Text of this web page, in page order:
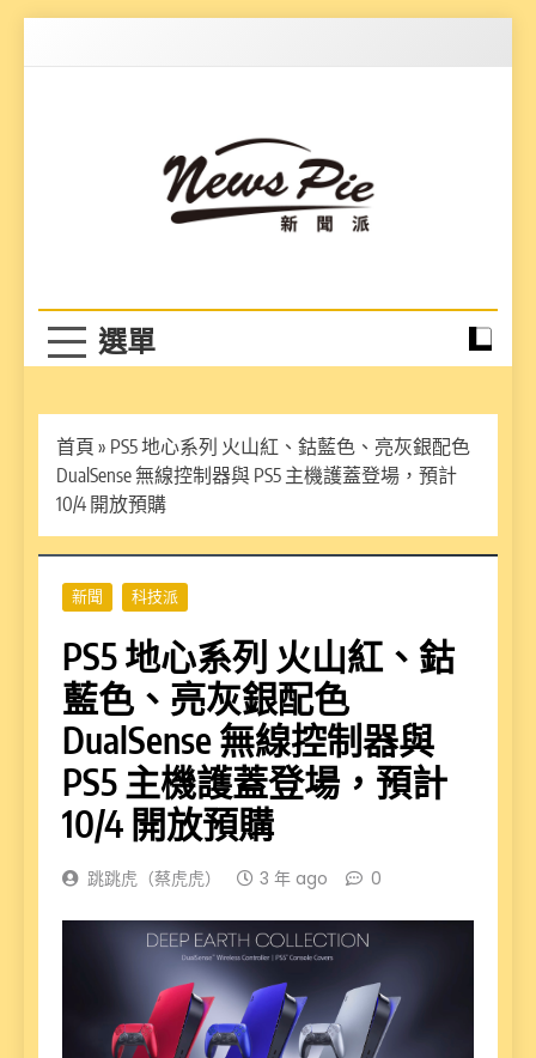
首頁 » PS5 地心系列 火山紅、鈷藍色、亮灰銀配色
DualSense 無線控制器與 PS5 主機護蓋登場，預計
10/4 開放預購
新聞 科技派
PS5 地心系列 火山紅、鈷
藍色、亮灰銀配色
DualSense 無線控制器與
PS5 主機護蓋登場，預計
10/4 開放預購
跳跳虎（蔡虎虎） 3 年 ago 0